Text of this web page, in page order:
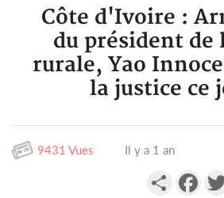
Côte d'Ivoire :
du président de
rurale, Yao
la justice ce
9431 Vues Il y a 1 an
Partager